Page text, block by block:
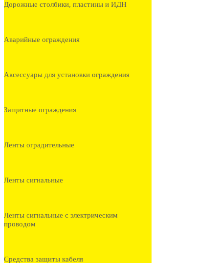
Дорожные столбики, пластины и ИДН
Аварийные ограждения
Аксессуары для установки ограждения
Защитные ограждения
Ленты оградительные
Ленты сигнальные
Ленты сигнальные с электрическим
проводом
Средства защиты кабеля